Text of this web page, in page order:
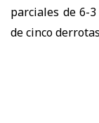
parciales de 6-
de cinco